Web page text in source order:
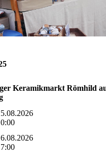
Keramikmarkt Römhild